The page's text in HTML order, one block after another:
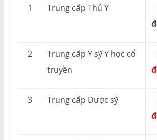
1 Trung cấp Thú Y
2
Trung cấp Y sỹ Y học cổ
truyền
3 Trung cấp Dược sỹ